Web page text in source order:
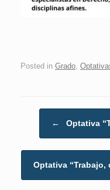
Posted in Grado
← Optativa
Optativa